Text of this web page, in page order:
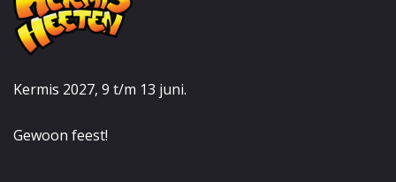
Kermis 2027, 9 t/m 13 juni.
Gewoon feest!